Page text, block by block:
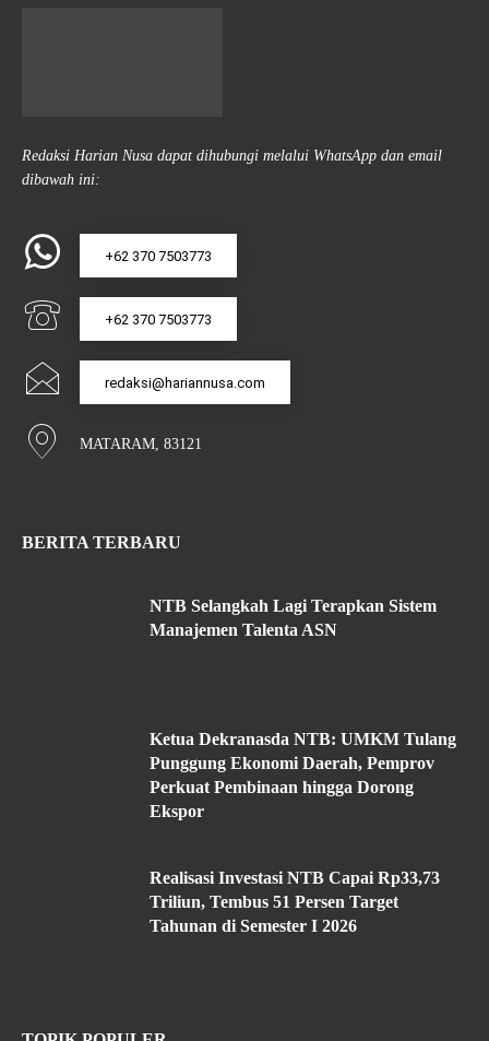
Redaksi Harian Nusa dapat dihubungi melalui WhatsApp dan email
dibawah ini:
+62 370 7503773
+62 370 7503773
redaksi@hariannusa.com
MATARAM, 83121
BERITA TERBARU
NTB Selangkah Lagi Terapkan Sistem
Manajemen Talenta ASN
Ketua Dekranasda NTB: UMKM Tulang
Punggung Ekonomi Daerah, Pemprov
Perkuat Pembinaan hingga Dorong
Ekspor
Realisasi Investasi NTB Capai Rp33,73
Triliun, Tembus 51 Persen Target
Tahunan di Semester I 2026